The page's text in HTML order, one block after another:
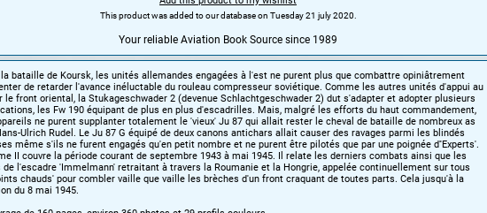
This product was added to our database on Tuesday 21 july 2020.
Your reliable Aviation Book Source since 1989
bataille de Koursk, les unités allemandes engagées à l'est ne purent plus que combattre opiniâtrement
de retarder l'avance inéluctable du rouleau compresseur soviétique. Comme les autres unités d'appui au
le front oriental, la Stukageschwader 2 (devenue Schlachtgeschwader 2) dut s'adapter et adopter plusieurs
les Fw 190 équipant de plus en plus d'escadrilles. Mais, malgré les efforts du haut commandement,
ne purent supplanter totalement le 'vieux' Ju 87 qui allait rester le cheval de bataille de nombreux as
Ulrich Rudel. Le Ju 87 G équipé de deux canons antichars allait causer des ravages parmi les blindés
même s'ils ne furent engagés qu'en petit nombre et ne purent être pilotés que par une poignée d''Experts'.
II couvre la période courant de septembre 1943 à mai 1945. Il relate les derniers combats ainsi que les
de l'escadre 'Immelmann' retraitant à travers la Roumanie et la Hongrie, appelée continuellement sur tous
chauds' pour combler vaille que vaille les brèches d'un front craquant de toutes parts. Cela jusqu'à la
du 8 mai 1945.